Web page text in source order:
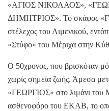
«ΑΓΙΟΣ ΝΙΚΟΛΑΟΣ»,
ΔΗΜΗΤΡΙΟΣ». Το σκάφος
στέλεχος του Λιμενικού,
«Στύφο» του Μέριχα στην
Ο 50χρονος, που βρισκόταν
χωρίς σημεία ζωής. Άμεσα
«ΓΕΩΡΓΙΟΣ» στο λιμάνι του
ασθενοφόρο του ΕΚΑΒ, το